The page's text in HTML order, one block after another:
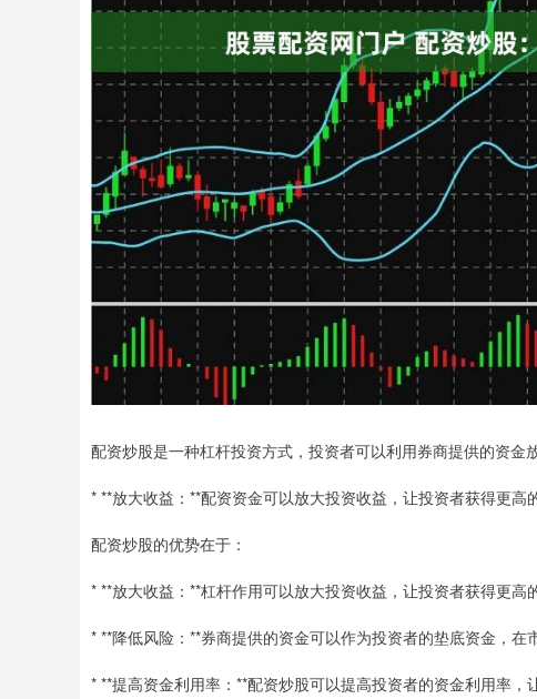
配资炒股是一种杠杆投资方式，投资者可以利用券商提供的资金
* **放大收益：**配资资金可以放大投资收益，让投资者获得更高
配资炒股的优势在于：
* **放大收益：**杠杆作用可以放大投资收益，让投资者获得更高
* **降低风险：**券商提供的资金可以作为投资者的垫底资金，在
* **提高资金利用率：**配资炒股可以提高投资者的资金利用率，